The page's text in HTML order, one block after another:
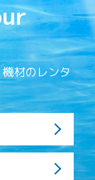
材のレンタ